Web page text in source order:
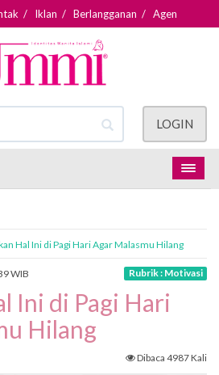
/ Iklan / Berlangganan / Agen
LOGIN
Hal Ini di Pagi Hari Agar Malasmu Hilang
WIB Rubrik : Motivasi
Ini di Pagi Hari
Hilang
Dibaca 4987 Kali